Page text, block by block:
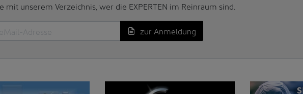
mit unserem Verzeichnis, wer die EXPERTEN im Reinraum sind.
zur Anmeldung